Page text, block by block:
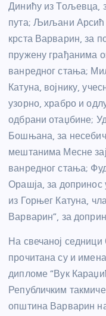
Динићу из Тољевца,
пута; Љиљани Арсић
крста Варварин, за
пружену грађанима
ванредног стања;
Катуна, војнику,
узорно, храбро и
одбрани отаџбине;
Бошњана, за
мештанима Месне
ванредног стања;
Орашја, за допринос
из Горњег Катуна,
Варварин”, за
На свечаној
прочитана су и
дипломе “Вук
Републичким
општина Варварин